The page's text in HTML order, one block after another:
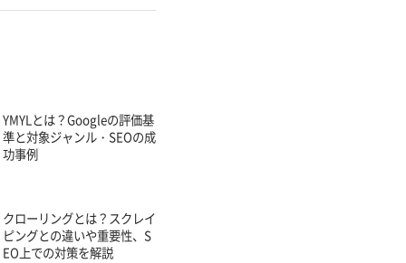
YMYLとは？Googleの評価基
準と対象ジャンル・SEOの成
功事例
クローリングとは？スクレイ
ピングとの違いや重要性、S
EO上での対策を解説